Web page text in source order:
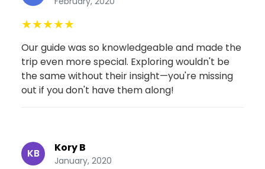
★★★★★
Our guide was so knowledgeable and made the
trip even more special. Exploring wouldn't be
the same without their insight—you're missing
out if you don't have them along!
KB Kory B
January, 2020